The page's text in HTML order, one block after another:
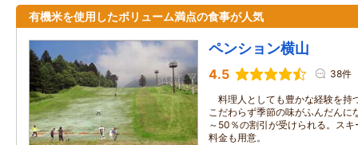
有機米を使用したボリューム満点の食事が人気
ペンション横山
4.5 38件
料理人としても豊かな経験を持
こだわらず季節の味がふんだんに
～50％の割引が受けられる。ス
料金も用意。